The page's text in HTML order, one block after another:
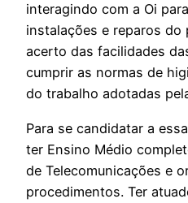
interagindo com a Oi
instalações e reparos
acerto das facilidades
cumprir as normas de
do trabalho adotadas
Para se candidatar a
ter Ensino Médio
de Telecomunicações e
procedimentos. Ter